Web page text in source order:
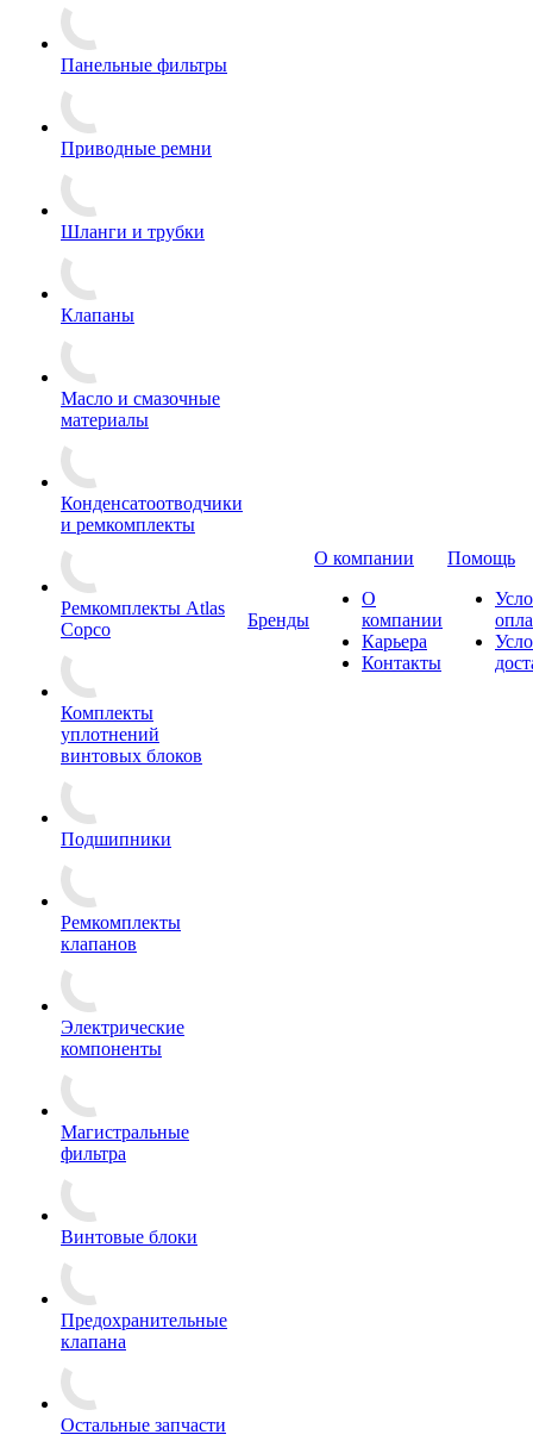
Панельные фильтры
Приводные ремни
Шланги и трубки
Клапаны
Масло и смазочные
материалы
Конденсатоотводчики
и ремкомплекты
Ремкомплекты Atlas
Copco
Комплекты
уплотнений
винтовых блоков
Подшипники
Ремкомплекты
клапанов
Электрические
компоненты
Магистральные
фильтра
Винтовые блоки
Предохранительные
клапана
Остальные запчасти
Бренды
О компании
О
компании
Карьера
Контакты
Помощь